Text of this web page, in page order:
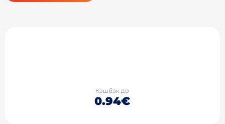
Кэшбэк до
0.94€